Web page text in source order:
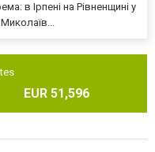
в Ірпені на Рівненщині у
EUR 51,596